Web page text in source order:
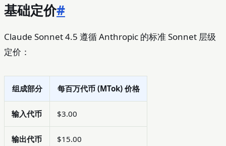
基础定价#
Claude Sonnet 4.5 遵循 Anthropic 的标准 Sonnet 层级
定价：
组成部分 每百万代币 (MTok) 价格
输入代币 $3.00
输出代币 $15.00